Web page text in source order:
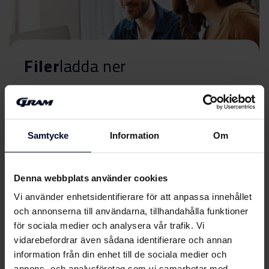
Samtycke Information Om
Denna webbplats använder cookies
Vi använder enhetsidentifierare för att anpassa innehållet
och annonserna till användarna, tillhandahålla funktioner
för sociala medier och analysera vår trafik. Vi
vidarebefordrar även sådana identifierare och annan
information från din enhet till de sociala medier och
Filerladda ner
Energimärkning Ladda ner
EU-produktbeskrivning
(DK,EN,FI,SV,NO)
Ladda ner
Användarhandbok
Visa mer